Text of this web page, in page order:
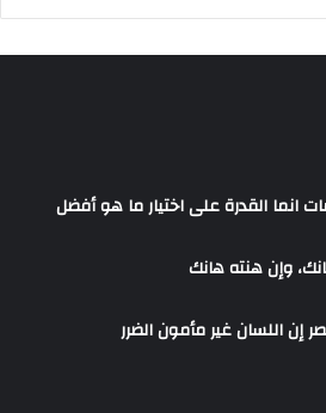
انما القدرة على اختيار ما هو أفضل
وإن هنته هانك
إن اللسان غير مأمون الضرر